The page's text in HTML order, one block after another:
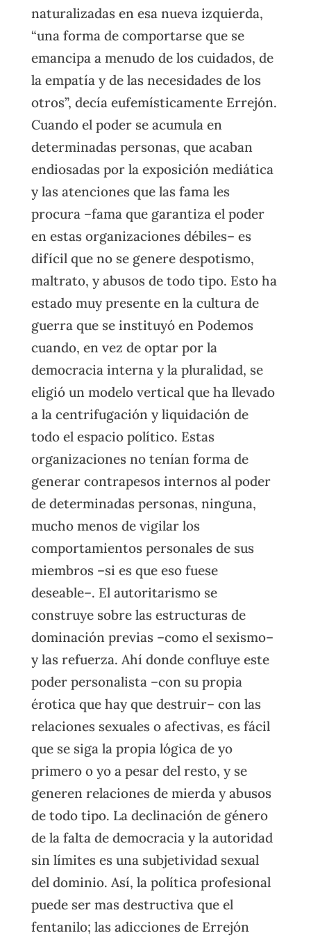
naturalizadas en esa nueva izquierda,
“una forma de comportarse que se
emancipa a menudo de los cuidados, de
la empatía y de las necesidades de los
otros”, decía eufemísticamente Errejón.
Cuando el poder se acumula en
determinadas personas, que acaban
endiosadas por la exposición mediática
y las atenciones que las fama les
procura –fama que garantiza el poder
en estas organizaciones débiles– es
difícil que no se genere despotismo,
maltrato, y abusos de todo tipo. Esto ha
estado muy presente en la cultura de
guerra que se instituyó en Podemos
cuando, en vez de optar por la
democracia interna y la pluralidad, se
eligió un modelo vertical que ha llevado
a la centrifugación y liquidación de
todo el espacio político. Estas
organizaciones no tenían forma de
generar contrapesos internos al poder
de determinadas personas, ninguna,
mucho menos de vigilar los
comportamientos personales de sus
miembros –si es que eso fuese
deseable–. El autoritarismo se
construye sobre las estructuras de
dominación previas –como el sexismo–
y las refuerza. Ahí donde confluye este
poder personalista –con su propia
érotica que hay que destruir– con las
relaciones sexuales o afectivas, es fácil
que se siga la propia lógica de yo
primero o yo a pesar del resto, y se
generen relaciones de mierda y abusos
de todo tipo. La declinación de género
de la falta de democracia y la autoridad
sin límites es una subjetividad sexual
del dominio. Así, la política profesional
puede ser mas destructiva que el
fentanilo; las adicciones de Errejón